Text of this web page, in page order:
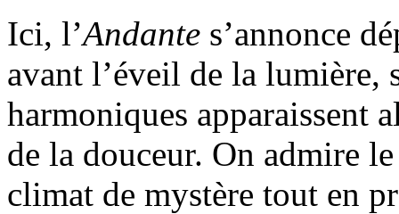
Ici, l’Andante s’annonce
avant l’éveil de la
harmoniques apparaissent
de la douceur. On admire
climat de mystère tout en